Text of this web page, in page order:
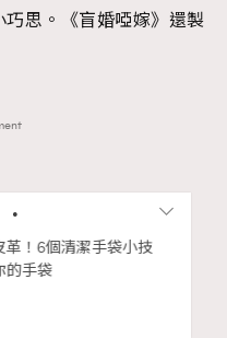
巧思。《盲婚啞嫁》還製
6個清潔手袋小技
手袋